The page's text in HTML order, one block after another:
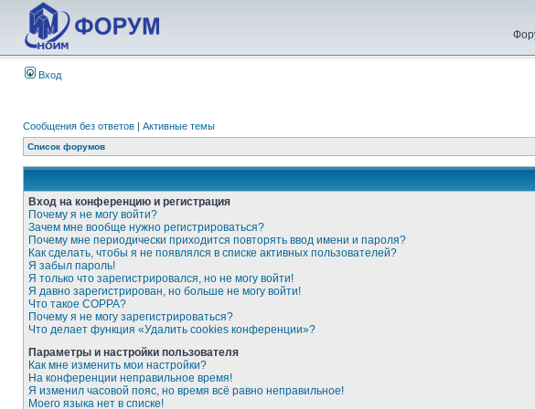
Вход
Сообщения без ответов | Активные темы
Список форумов
Вход на конференцию и регистрация
Почему я не могу войти?
Зачем мне вообще нужно регистрироваться?
Почему мне периодически приходится повторять ввод имени и пароля?
Как сделать, чтобы я не появлялся в списке активных пользователей?
Я забыл пароль!
Я только что зарегистрировался, но не могу войти!
Я давно зарегистрирован, но больше не могу войти!
Что такое COPPA?
Почему я не могу зарегистрироваться?
Что делает функция «Удалить cookies конференции»?
Параметры и настройки пользователя
Как мне изменить мои настройки?
На конференции неправильное время!
Я изменил часовой пояс, но время всё равно неправильное!
Моего языка нет в списке!